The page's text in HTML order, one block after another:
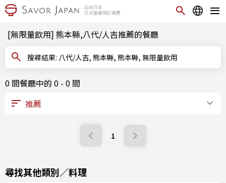
[無限量飲用] 熊本縣,八代/人吉推薦的餐廳
搜尋結果: 八代/人吉, 熊本縣, 熊本縣, 無限量飲用
0 間餐廳中的 0 - 0 間
1
尋找其他類別／料理